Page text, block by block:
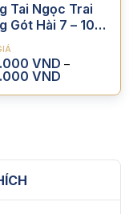
Tai Ngọc Trai
Gót Hài 7 – 10
Bạc S925
VND –
VNDKhoảng
từ